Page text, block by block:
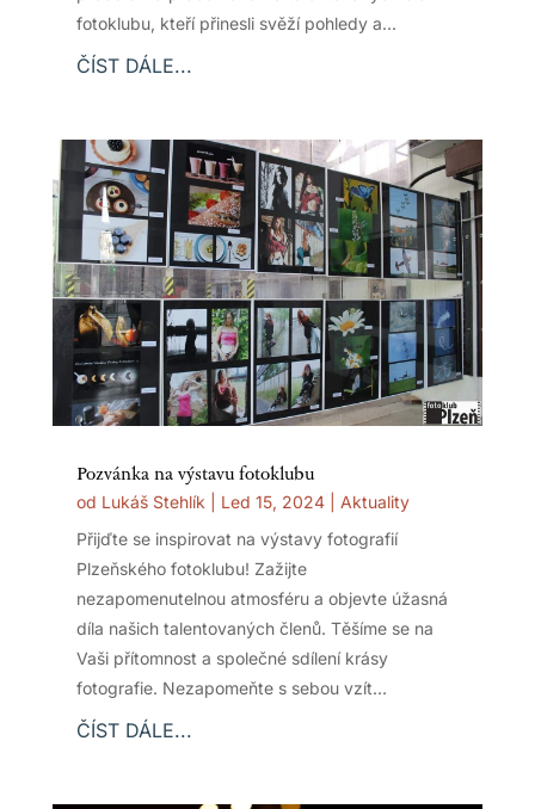
fotoklubu, kteří přinesli svěží pohledy a...
ČÍST DÁLE...
Pozvánka na výstavu fotoklubu
od Lukáš Stehlík Led 15, 2024| Aktuality
Přijďte se inspirovat na výstavy fotografií
Plzeňského fotoklubu! Zažijte
nezapomenutelnou atmosféru a objevte úžasná
díla našich talentovaných členů. Těšíme se na
Vaši přítomnost a společné sdílení krásy
fotografie. Nezapomeňte s sebou vzít…
ČÍST DÁLE...